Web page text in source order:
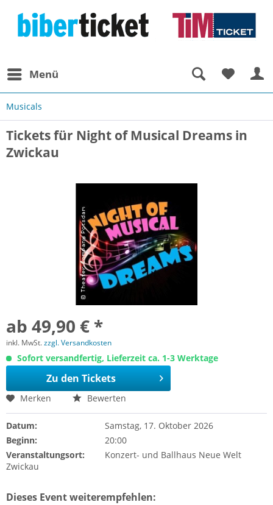
Menü
Musicals
Tickets für Night of Musical Dreams in
Zwickau
ab 49,90 € *
inkl. MwSt.zzgl. Versandkosten
Sofort versandfertig, Lieferzeit ca. 1-3 Werktage
Zu den Tickets
Merken Bewerten
Datum:
Samstag, 17. Oktober 2026
Beginn:
20:00
Veranstaltungsort:
Konzert- und Ballhaus Neue Welt
Zwickau
Dieses Event weiterempfehlen: